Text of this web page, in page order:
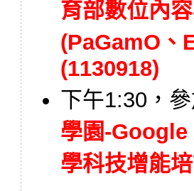
育部數位內
(PaGamO
(1130918)
下午1:30，
學園-Google
學科技增能